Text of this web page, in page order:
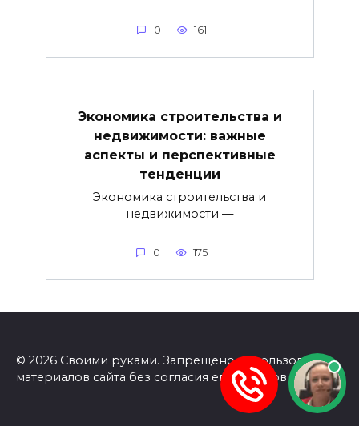
0 161
Экономика строительства и
недвижимости: важные
аспекты и перспективные
тенденции
Экономика строительства и
недвижимости —
0 175
© 2026 Своими руками. Запрещено использование
материалов сайта без согласия его авторов